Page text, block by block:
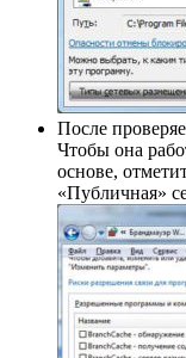
После
Чтобы она
основе,
«Публичная»